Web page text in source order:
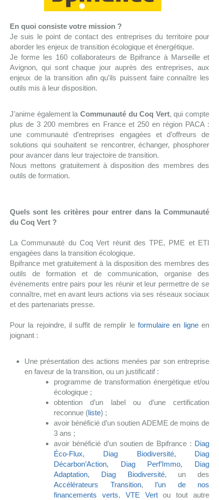
En quoi consiste votre mission ?
Je suis le point de contact des entreprises du territoire pour
aborder les enjeux de transition écologique et énergétique.
Je forme les 160 collaborateurs de Bpifrance à Marseille et
Avignon, qui sont chaque jour auprès des entreprises, aux
enjeux de la transition afin qu’ils puissent faire connaître les
outils mis à leur disposition.
J’anime également la Communauté du Coq Vert, qui compte
plus de 3 200 membres en France et 250 en région PACA :
une communauté d’entreprises engagées et d’offreurs de
solutions qui souhaitent se rencontrer, échanger, phosphorer
pour avancer dans leur trajectoire de transition.
Nous mettons gratuitement à disposition des membres des
outils de formation.
Quels sont les critères pour entrer dans la Communauté
du Coq Vert ?
La Communauté du Coq Vert réunit des TPE, PME et ETI
engagées dans la transition écologique.
Bpifrance met gratuitement à la disposition des membres des
outils de formation et de communication, organise des
événements entre pairs pour les réunir et leur permettre de se
connaître, met en avant leurs actions via ses réseaux sociaux
et des partenariats presse.
Pour la rejoindre, il suffit de remplir le formulaire en ligneen
joignant :
Une présentation des actions menées par son entreprise
en faveur de la transition, ou un justificatif :
programme de transformation énergétique et/ou
écologique ;
obtention d’un label ou d’une certification
reconnue (liste) ;
avoir bénéficié d’un soutien ADEME de moins de
3 ans ;
avoir bénéficié d’un soutien de Bpifrance : Diag
Éco-Flux, Diag Biodiversité, Diag
Décarbon’Action, Diag Perf’Immo, Diag
Adaptation, Diag Biodiversité, un des
Accélérateurs Transition, l’un de nos
financements verts, VTE Vertou tout autre